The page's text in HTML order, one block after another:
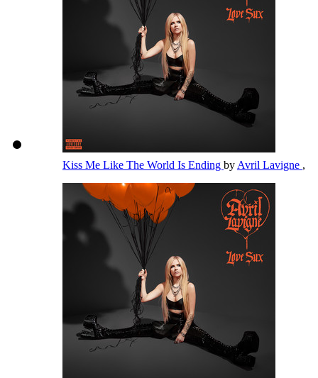
Kiss Me Like The World Is Ending by Avril Lavigne ,